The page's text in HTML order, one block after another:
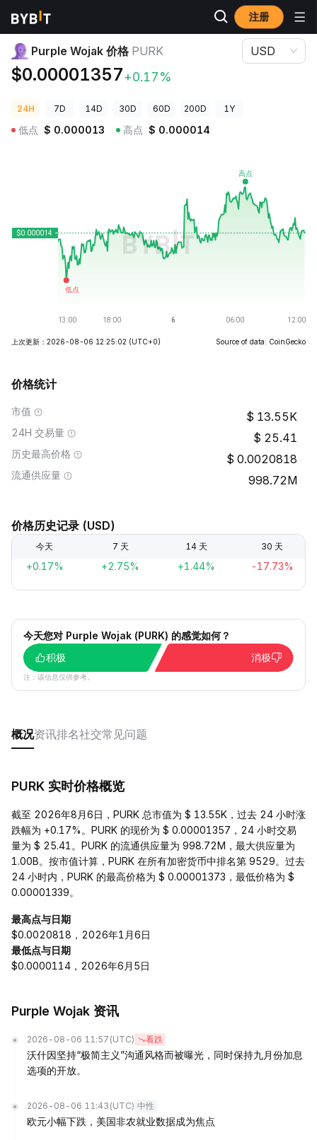
注册
加密货币价格
Purple Wojak 价格 PURK
$0.00001357+0.17%
USD
24H 7D 14D 30D 60D 200D 1Y
低点 $ 0.000013 高点 $ 0.000014
上次更新：2026-08-06 12:25:02 (UTC+0) Source of data: CoinGecko
价格统计
市值 13.55K
24H 交易量 25.41
历史最高价格 0.0020818
流通供应量 998.72M
价格历史记录 (USD)
今天 7 天 14 天 30 天
+0.17% +2.75% +1.44% -17.73%
今天您对 Purple Wojak (PURK) 的感觉如何？
积极
消极
注：该信息仅供参考。
概况资讯排名社交常见问题
PURK 实时价格概览
截至 2026年8月6日，PURK 总市值为 $ 13.55K，过去 24 小时涨
跌幅为 +0.17%。PURK 的现价为 $ 0.00001357，24 小时交易
量为 $ 25.41。PURK 的流通供应量为 998.72M，最大供应量为
1.00B。按市值计算，PURK 在所有加密货币中排名第 9529。过去
24 小时内，PURK 的最高价格为 $ 0.00001373，最低价格为 $
0.00001339。
最高点与日期
$0.0020818，2026年1月6日
最低点与日期
$0.0000114，2026年6月5日
Purple Wojak 资讯
2026-08-06 11:57 (UTC) 看跌
沃什因坚持“极简主义”沟通风格而被曝光，同时保持九月份加息
选项的开放。
2026-08-06 11:43 (UTC) 中性
欧元小幅下跌，美国非农就业数据成为焦点